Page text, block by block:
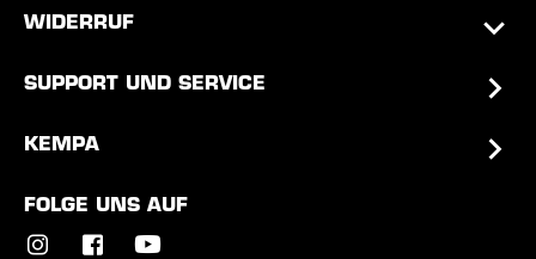
WIDERRUF
SUPPORT UND SERVICE
KEMPA
FOLGE UNS AUF